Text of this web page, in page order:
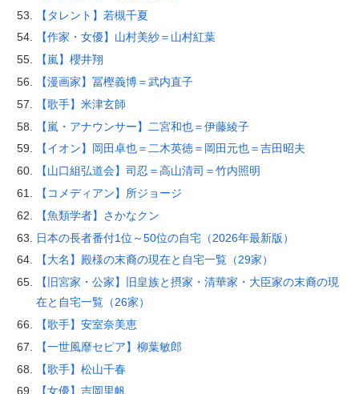
【タレント】若槻千夏
【作家・女優】山村美紗＝山村紅葉
【嵐】櫻井翔
【漫画家】冨樫義博＝武内直子
【歌手】米津玄師
【嵐・アナウンサー】二宮和也＝伊藤綾子
【イオン】岡田卓也＝二木英徳＝岡田元也＝吉田昭夫
【山口組弘道会】司忍＝高山清司＝竹内照明
【コメディアン】所ジョージ
【魚類学者】さかなクン
日本の長者番付1位～50位の自宅（2026年最新版）
【大名】殿様の末裔の現在と自宅一覧（29家）
【旧宮家・公家】旧皇族と摂家・清華家・大臣家の末裔の現
在と自宅一覧（26家）
【歌手】安室奈美恵
【一世風靡セピア】柳葉敏郎
【歌手】松山千春
【女優】吉岡里帆